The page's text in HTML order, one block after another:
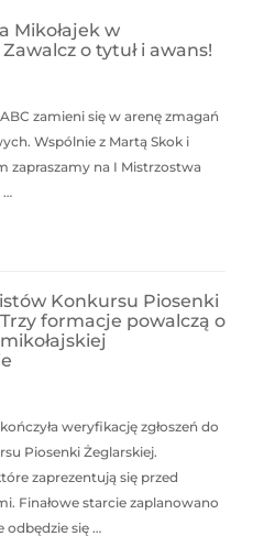
Mikołajek w
o tytuł i awans!
zamieni się w arenę zmagań
Wspólnie z Martą Skok i
zapraszamy na I Mistrzostwa
…
Konkursu Piosenki
formacje powalczą o
weryfikację zgłoszeń do
Piosenki Żeglarskiej.
zaprezentują się przed
Finałowe starcie zaplanowano
odbędzie się …